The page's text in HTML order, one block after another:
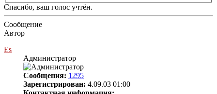
Спасибо, ваш голос учтён.
Сообщение
Автор
Es
Администратор
Сообщения: 1295
Зарегистрирован: 4.09.03 01:00